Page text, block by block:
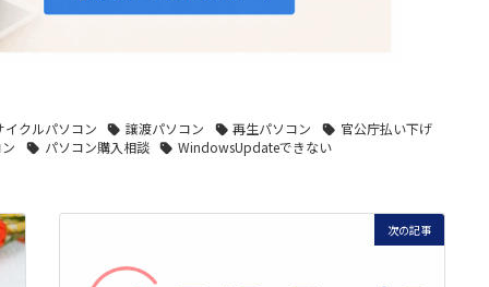
イクルパソコン 譲渡パソコン 再生パソコン
官公庁払い下げ
パソコン購入相談 WindowsUpdateできない
次の記事